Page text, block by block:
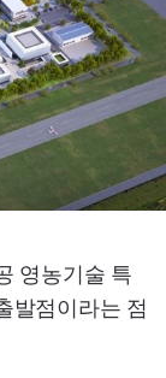
영농기술 특
발점이라는 점